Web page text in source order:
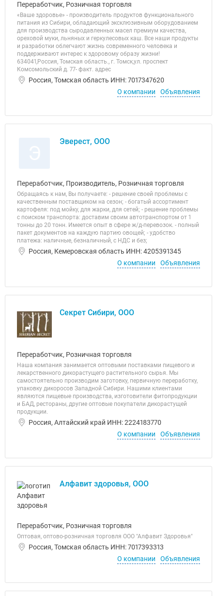
Переработчик, Розничная торговля
«Ваше здоровье» - производитель продуктов функционального
питания из Сибири, обладающий эксклюзивным оборудованием
для производства сыродавленных масел премиум качества,
ореховой муки, льняных и геркулесовых каш. Все наши продукты
и разработки облегчают жизнь современного человека и
поддерживают интерес к здоровому образу жизни!
634041,Россия, Томская область., г. Томск,ул. проспект
Комсомольский д. 77- факт. адрес
Россия, Томская область ИНН: 7017347620
О компании
Объявления
Эверест, ООО
Переработчик, Производитель, Розничная торговля
Обращаясь к нам, Вы получаете: - решение своей проблемы с
качественным поставщиком на сезон; - богатый ассортимент
картофеля: под мойку, для жарки, для сетей; - решение проблемы
с поиском транспорта: доставим своим автотранспортом от 1
тонны до 20 тонн. Имеется опыт в сфере ж/д-перевозок. - полный
пакет документов на каждую партию овощей; - удобство
платежа: наличные, безналичный, с НДС и без;
Россия, Кемеровская область ИНН: 4205391345
О компании
Объявления
Секрет Сибири, ООО
Переработчик, Розничная торговля
Наша компания занимается оптовыми поставками пищевого и
лекарственного дикорастущего растительного сырья. Мы
самостоятельно производим заготовку, первичную переработку,
упаковку дикоросов Западной Сибири. Нашими клиентами
являются пищевые производства, изготовители фитопродукции
и БАД, рестораны, другие оптовые покупатели дикорастущей
продукции.
Россия, Алтайский край ИНН: 2224183770
О компании
Объявления
Алфавит здоровья, ООО
Переработчик, Розничная торговля
Оптовая, оптово-розничная торговля ООО "Алфавит Здоровья"
Россия, Томская область ИНН: 7017393313
О компании
Объявления